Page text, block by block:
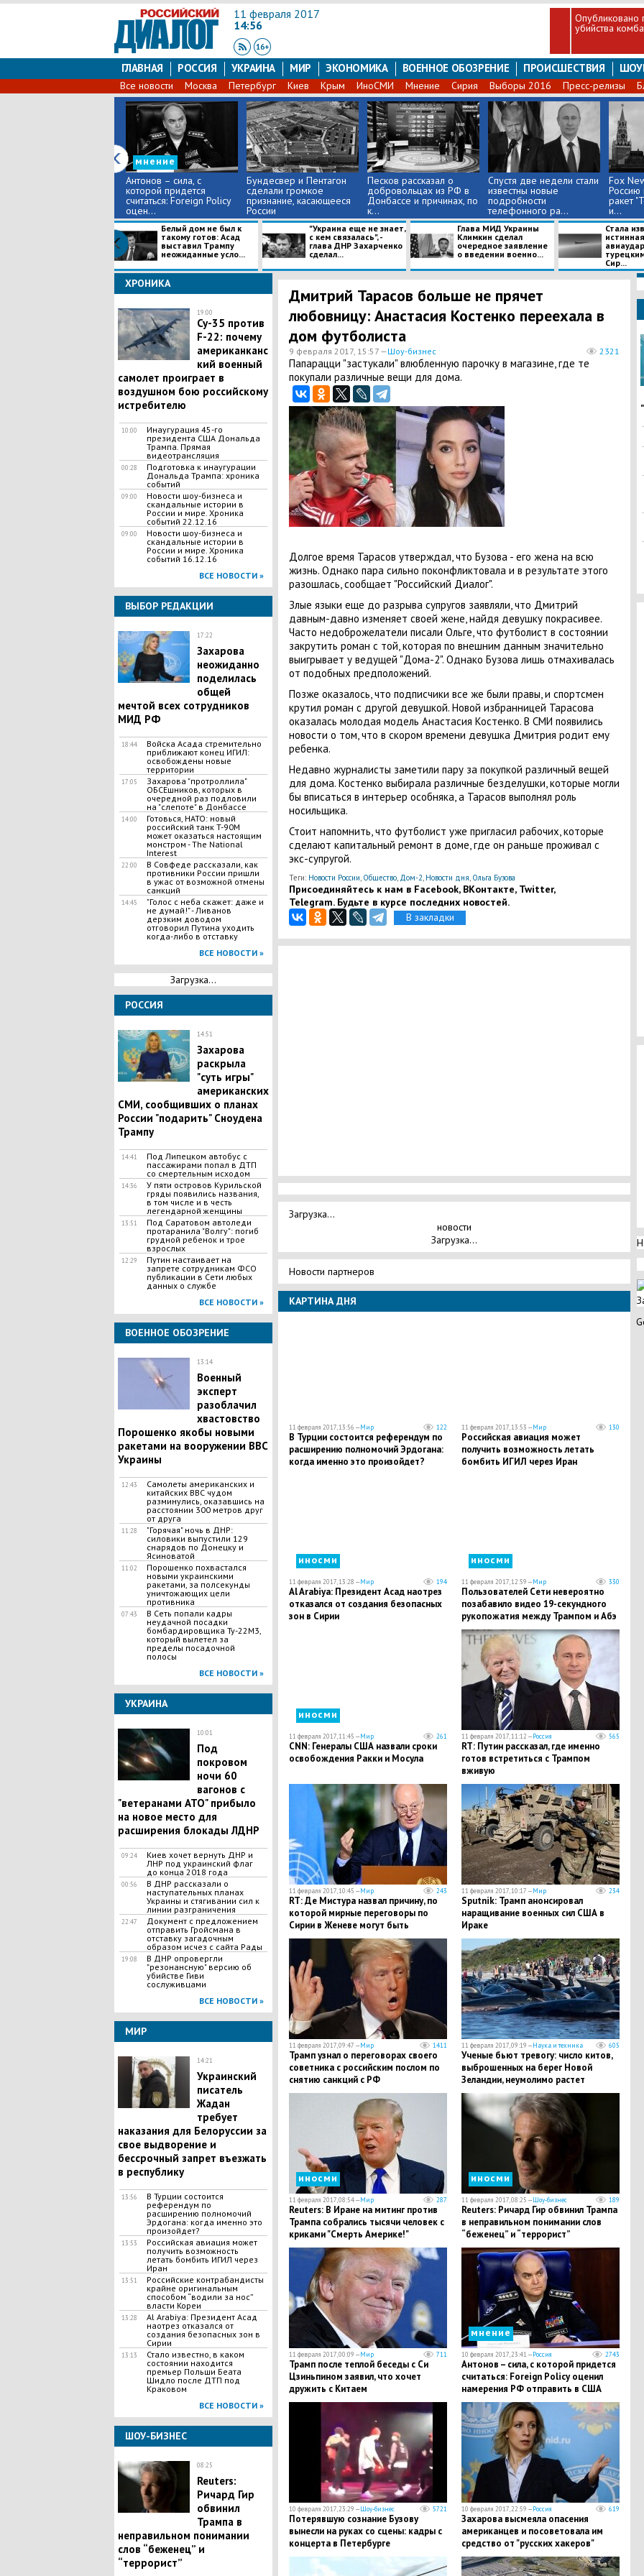
11 февраля 2017
14:56
Опубликовано
убийства
ГЛАВНАЯ РОССИЯ УКРАИНА МИР ЭКОНОМИКА ВОЕННОЕ ОБОЗРЕНИЕ ПРОИСШЕСТВИЯ
Все новости Москва Петербург Киев Крым ИноСМИ Мнение Сирия Выборы 2016 Пресс-релизы
мнение
Антонов – сила, с
которой придется
считаться: Foreign Policy
оцен...
Бундесвер и Пентагон
сделали громкое
признание, касающееся
России
Песков рассказал о
добровольцах из РФ в
Донбассе и причинах, по
к...
Спустя две недели стали
известны новые
подробности
телефонного ра...
Fox
Россию
ракет
и...
Белый дом не был к
такому готов: Асад
выставил Трампу
неожиданные усло...
"Украина еще не знает,
с кем связалась", -
глава ДНР Захарченко
сделал...
Глава МИД Украины
Климкин сделал
очередное заявление
о введении военно...
Стала
Сир...
ХРОНИКА
19:00
Су-35 против
F-22: почему
американканс
кий военный
самолет проиграет в
воздушном бою российскому
истребителю
10:00
Инаугурация 45-го
президента США Дональда
Трампа. Прямая
видеотрансляция
00:28
Подготовка к инаугурации
Дональда Трампа: хроника
событий
09:00
Новости шоу-бизнеса и
скандальные истории в
России и мире. Хроника
событий 22.12.16
09:00
Новости шоу-бизнеса и
скандальные истории в
России и мире. Хроника
событий 16.12.16
ВСЕ НОВОСТИ »
ВЫБОР РЕДАКЦИИ
17:22
Захарова
неожиданно
поделилась
общей
мечтой всех сотрудников
МИД РФ
18:44
Войска Асада стремительно
приближают конец ИГИЛ:
освобождены новые
территории
17:05
Захарова "протроллила"
ОБСЕшников, которых в
очередной раз подловили
на "слепоте" в Донбассе
14:00
Готовься, НАТО: новый
российский танк T-90M
может оказаться настоящим
монстром - The National
Interest
22:00
В Совфеде рассказали, как
противники России пришли
в ужас от возможной отмены
санкций
14:45
"Голос с неба скажет: даже и
не думай!" - Ливанов
дерзким доводом
отговорил Путина уходить
когда-либо в отставку
ВСЕ НОВОСТИ »
Загрузка...
РОССИЯ
14:51
Захарова
раскрыла
"суть игры"
американских
СМИ, сообщивших о планах
России "подарить" Сноудена
Трампу
14:41
Под Липецком автобус с
пассажирами попал в ДТП
со смертельным исходом
14:36
У пяти островов Курильской
гряды появились названия,
в том числе и в честь
легендарной женщины
13:51
Под Саратовом автоледи
протаранила "Волгу": погиб
грудной ребенок и трое
взрослых
12:29
Путин настаивает на
запрете сотрудникам ФСО
публикации в Сети любых
данных о службе
ВСЕ НОВОСТИ »
ВОЕННОЕ ОБОЗРЕНИЕ
13:14
Военный
эксперт
разоблачил
хвастовство
Порошенко якобы новыми
ракетами на вооружении ВВС
Украины
12:43
Самолеты американских и
китайских ВВС чудом
разминулись, оказавшись на
расстоянии 300 метров друг
от друга
11:28
"Горячая" ночь в ДНР:
силовики выпустили 129
снарядов по Донецку и
Ясиноватой
11:02
Порошенко похвастался
новыми украинскими
ракетами, за полсекунды
уничтожающих цели
противника
07:43
В Сеть попали кадры
неудачной посадки
бомбардировщика Ту-22М3,
который вылетел за
пределы посадочной
полосы
ВСЕ НОВОСТИ »
УКРАИНА
10:01
Под
покровом
ночи 60
вагонов с
"ветеранами АТО" прибыло
на новое место для
расширения блокады ЛДНР
09:24
Киев хочет вернуть ДНР и
ЛНР под украинский флаг
до конца 2018 года
00:56
В ДНР рассказали о
наступательных планах
Украины и стягивании сил к
линии разграничения
22:47
Документ с предложением
отправить Гройсмана в
отставку загадочным
образом исчез с сайта Рады
19:08
В ДНР опровергли
"резонансную" версию об
убийстве Гиви
сослуживцами
ВСЕ НОВОСТИ »
МИР
14:21
Украинский
писатель
Жадан
требует
наказания для Белоруссии за
свое выдворение и
бессрочный запрет въезжать
в республику
13:56
В Турции состоится
референдум по
расширению полномочий
Эрдогана: когда именно это
произойдет?
13:53
Российская авиация может
получить возможность
летать бомбить ИГИЛ через
Иран
13:51
Российские контрабандисты
крайне оригинальным
способом “водили за нос”
власти Кореи
13:28
Al Arabiya: Президент Асад
наотрез отказался от
создания безопасных зон в
Сирии
13:13
Стало известно, в каком
состоянии находится
премьер Польши Беата
Шидло после ДТП под
Краковом
ВСЕ НОВОСТИ »
ШОУ-БИЗНЕС
08:25
Reuters:
Ричард Гир
обвинил
Трампа в
неправильном понимании
слов “беженец” и
“террорист”
Дмитрий Тарасов больше не прячет
любовницу: Анастасия Костенко переехала в
дом футболиста
9 февраля 2017, 15:57 —Шоу-бизнес 2321
Папарацци "застукали" влюбленную парочку в магазине, где те
покупали различные вещи для дома.
Долгое время Тарасов утверждал, что Бузова - его жена на всю
жизнь. Однако пара сильно поконфликтовала и в результате этого
разошлась, сообщает "Российский Диалог".
Злые языки еще до разрыва супругов заявляли, что Дмитрий
давным-давно изменяет своей жене, найдя девушку покрасивее.
Часто недоброжелатели писали Ольге, что футболист в состоянии
закрутить роман с той, которая по внешним данным значительно
выигрывает у ведущей "Дома-2". Однако Бузова лишь отмахивалась
от подобных предположений.
Позже оказалось, что подписчики все же были правы, и спортсмен
крутил роман с другой девушкой. Новой избранницей Тарасова
оказалась молодая модель Анастасия Костенко. В СМИ появились
новости о том, что в скором времени девушка Дмитрия родит ему
ребенка.
Недавно журналисты заметили пару за покупкой различный вещей
для дома. Костенко выбирала различные безделушки, которые могли
бы вписаться в интерьер особняка, а Тарасов выполнял роль
носильщика.
Стоит напомнить, что футболист уже пригласил рабочих, которые
сделают капитальный ремонт в доме, где он раньше проживал с
экс-супругой.
Теги: Новости России, Общество, Дом-2, Новости дня, Ольга Бузова
Присоединяйтесь к нам в Facebook, ВКонтакте, Twitter,
Telegram. Будьте в курсе последних новостей.
В закладки
Загрузка...
новости
Загрузка...
Новости партнеров
КАРТИНА ДНЯ
11 февраля 2017, 13:56 —Мир 122
В Турции состоится референдум по
расширению полномочий Эрдогана:
когда именно это произойдет?
11 февраля 2017, 13:53 —Мир 130
Российская авиация может
получить возможность летать
бомбить ИГИЛ через Иран
иносми
11 февраля 2017, 13:28 —Мир 194
Al Arabiya: Президент Асад наотрез
отказался от создания безопасных
зон в Сирии
иносми
11 февраля 2017, 12:59 —Мир 330
Пользователей Сети невероятно
позабавило видео 19-секундного
рукопожатия между Трампом и Абэ
иносми
11 февраля 2017, 11:45 —Мир 261
CNN: Генералы США назвали сроки
освобождения Ракки и Мосула
11 февраля 2017, 11:12 —Россия 565
RT: Путин рассказал, где именно
готов встретиться с Трампом
вживую
11 февраля 2017, 10:45 —Мир 243
RT: Де Мистура назвал причину, по
которой мирные переговоры по
Сирии в Женеве могут быть
сорваны
11 февраля 2017, 10:17 —Мир 234
Sputnik: Трамп анонсировал
наращивание военных сил США в
Ираке
11 февраля 2017, 09:47 —Мир 1411
Трамп узнал о переговорах своего
советника с российским послом по
снятию санкций с РФ
11 февраля 2017, 09:19 —Наука и техника 605
Ученые бьют тревогу: число китов,
выброшенных на берег Новой
Зеландии, неумолимо растет
иносми
11 февраля 2017, 08:54 —Мир 287
Reuters: В Иране на митинг против
Трампа собрались тысячи человек с
криками "Смерть Америке!"
иносми
11 февраля 2017, 08:25 —Шоу-бизнес 189
Reuters: Ричард Гир обвинил Трампа
в неправильном понимании слов
“беженец” и “террорист”
11 февраля 2017, 00:09 —Мир 711
Трамп после теплой беседы с Си
Цзиньпином заявил, что хочет
дружить с Китаем
мнение
10 февраля 2017, 23:41 —Россия 2743
Антонов – сила, с которой придется
считаться: Foreign Policy оценил
намерения РФ отправить в США
нового посла
10 февраля 2017, 23:29 —Шоу-бизнес 5721
Потерявшую сознание Бузову
вынесли на руках со сцены: кадры с
концерта в Петербурге
10 февраля 2017, 22:59 —Россия 619
Захарова высмеяла опасения
американцев и посоветовала им
средство от "русских хакеров"